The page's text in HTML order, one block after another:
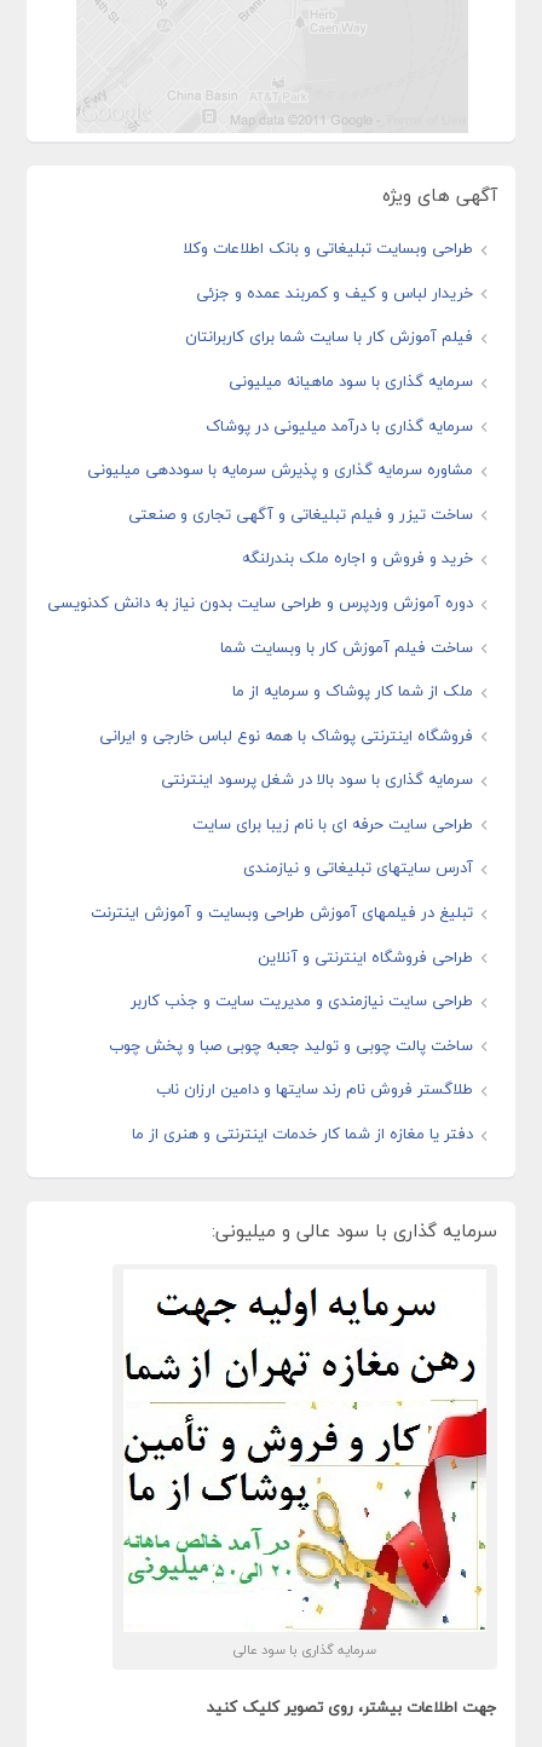
آگهی های ویژه
طراحی وبسایت تبلیغاتی و بانک اطلاعات وکلا
خریدار لباس و کیف و کمربند عمده و جزئی
فیلم آموزش کار با سایت شما برای کاربرانتان
سرمایه گذاری با سود ماهیانه میلیونی
سرمایه گذاری با درآمد میلیونی در پوشاک
مشاوره سرمایه گذاری و پذیرش سرمایه با سوددهی میلیونی
ساخت تیزر و فیلم تبلیغاتی و آگهی تجاری و صنعتی
خرید و فروش و اجاره ملک بندرلنگه
دوره آموزش وردپرس و طراحی سایت بدون نیاز به دانش کدنویسی
ساخت فیلم آموزش کار با وبسایت شما
ملک از شما کار پوشاک و سرمایه از ما
فروشگاه اینترنتی پوشاک با همه نوع لباس خارجی و ایرانی
سرمایه گذاری با سود بالا در شغل پرسود اینترنتی
طراحی سایت حرفه ای با نام زیبا برای سایت
آدرس سایتهای تبلیغاتی و نیازمندی
تبلیغ در فیلمهای آموزش طراحی وبسایت و آموزش اینترنت
طراحی فروشگاه اینترنتی و آنلاین
طراحی سایت نیازمندی و مدیریت سایت و جذب کاربر
ساخت پالت چوبی و تولید جعبه چوبی صبا و پخش چوب
طلاگستر فروش نام رند سایتها و دامین ارزان ناب
دفتر یا مغازه از شما کار خدمات اینترنتی و هنری از ما
سرمایه گذاری با سود عالی و میلیونی:
سرمایه گذاری با سود عالی
جهت اطلاعات بیشتر، روی تصویر کلیک کنید